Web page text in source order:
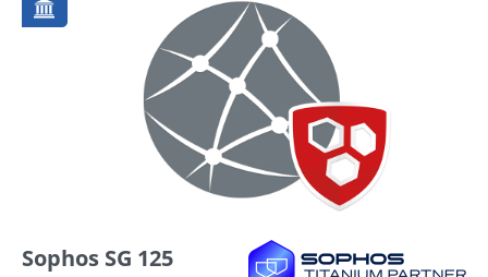
Sophos SG 125